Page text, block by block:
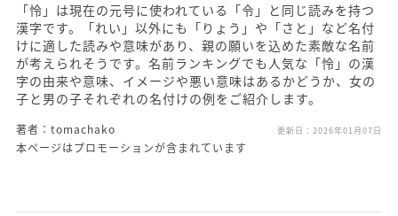
「怜」は現在の元号に使われている「令」と同じ読みを持つ
漢字です。「れい」以外にも「りょう」や「さと」など名付
けに適した読みや意味があり、親の願いを込めた素敵な名前
が考えられそうです。名前ランキングでも人気な「怜」の漢
字の由来や意味、イメージや悪い意味はあるかどうか、女の
子と男の子それぞれの名付けの例をご紹介します。
著者：tomachako 更新日： 2026年01月07日
本ページはプロモーションが含まれています